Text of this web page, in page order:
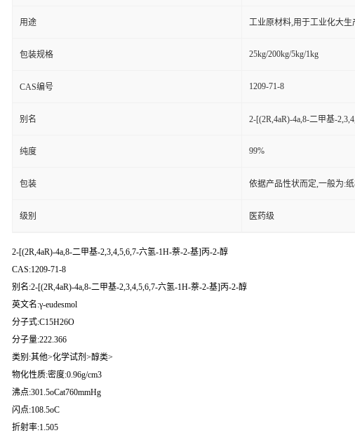
用途 工业原材料,用于工业化大生
包装规格 25kg/200kg/5kg/1kg
CAS编号 1209-71-8
别名 2-[(2R,4aR)-4a,8-二甲基-
纯度 99%
包装 依据产品性状而定,一般为:
级别 医药级
2-[(2R,4aR)-4a,8-二甲基-2,3,4,5,6,7-六氢-1H-萘-2-基]丙-2-醇
CAS:1209-71-8
别名:2-[(2R,4aR)-4a,8-二甲基-2,3,4,5,6,7-六氢-1H-萘-2-基]丙-2-醇
英文名:γ-eudesmol
分子式:C15H26O
分子量:222.366
类别:其他>化学试剂>醇类>
物化性质:密度:0.96g/cm3
沸点:301.5oCat760mmHg
闪点:108.5oC
折射率:1.505